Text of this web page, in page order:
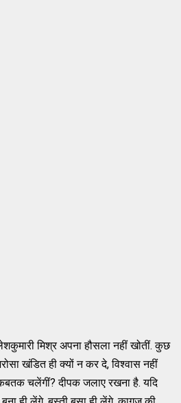
मिश्र अपना हौसला नहीं खोतीं. कुछ
खंडित ही क्यों न कर दे, विश्वास नहीं
चलेंगीं? दीपक जलाए रखना है. यदि